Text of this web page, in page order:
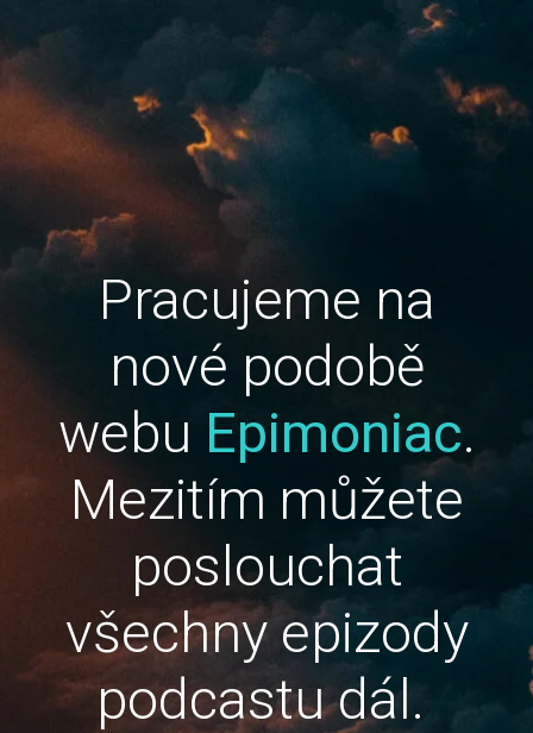
Pracujeme na
nové podobě
webu Epimoniac.
Mezitím můžete
poslouchat
všechny epizody
podcastu dál.